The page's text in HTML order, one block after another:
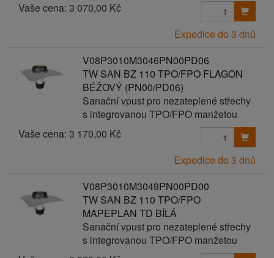
Vaše cena: 3 070,00 Kč
Expedice do 3 dnů
V08P3010M3046PN00PD06
TW SAN BZ 110 TPO/FPO FLAGON
BÉŽOVÝ (PN00/PD06)
Sanační vpust pro nezateplené střechy
s integrovanou TPO/FPO manžetou
Vaše cena: 3 170,00 Kč
Expedice do 3 dnů
V08P3010M3049PN00PD00
TW SAN BZ 110 TPO/FPO
MAPEPLAN TD BÍLÁ
Sanační vpust pro nezateplené střechy
s integrovanou TPO/FPO manžetou